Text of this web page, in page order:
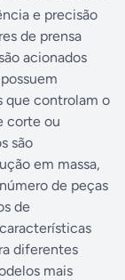
e precisão
de prensa
acionados
que controlam o
corte ou
são
em massa,
de peças
de
diferentes
mais